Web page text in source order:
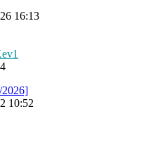
16:13
2026]
10:52